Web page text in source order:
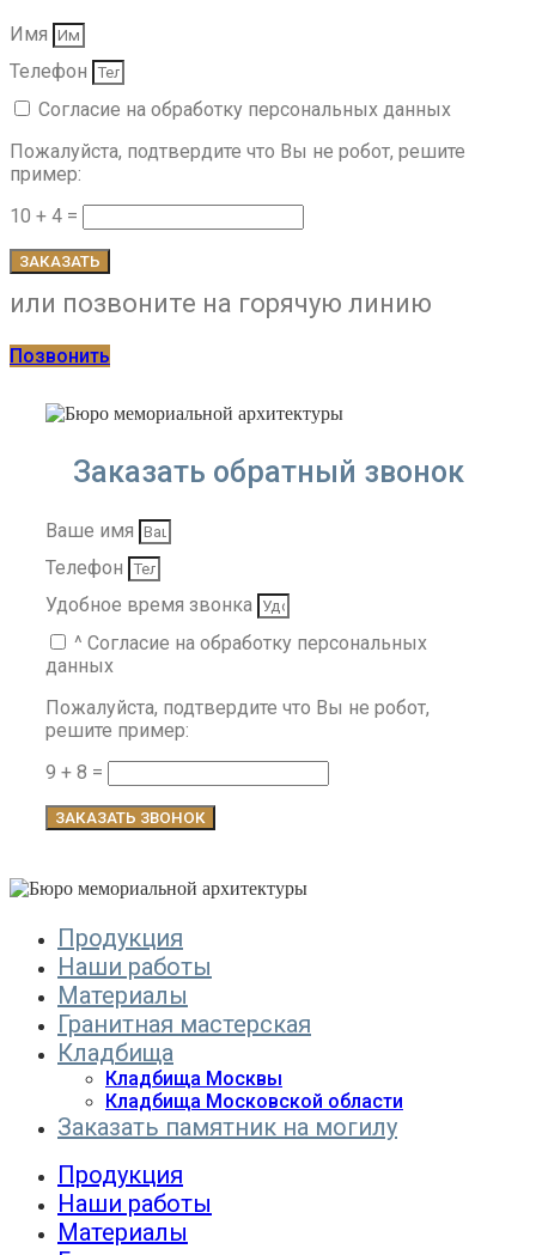
Имя
Телефон
Согласие на обработку персональных данных
Пожалуйста, подтвердите что Вы не робот, решите
пример:
10 + 4 =
ЗАКАЗАТЬ
или позвоните на горячую линию
Позвонить
Заказать обратный звонок
Ваше имя
Телефон
Удобное время звонка
^ Согласие на обработку персональных
данных
Пожалуйста, подтвердите что Вы не робот,
решите пример:
9 + 8 =
ЗАКАЗАТЬ ЗВОНОК
Продукция
Наши работы
Материалы
Гранитная мастерская
Кладбища
Кладбища Москвы
Кладбища Московской области
Заказать памятник на могилу
Продукция
Наши работы
Материалы